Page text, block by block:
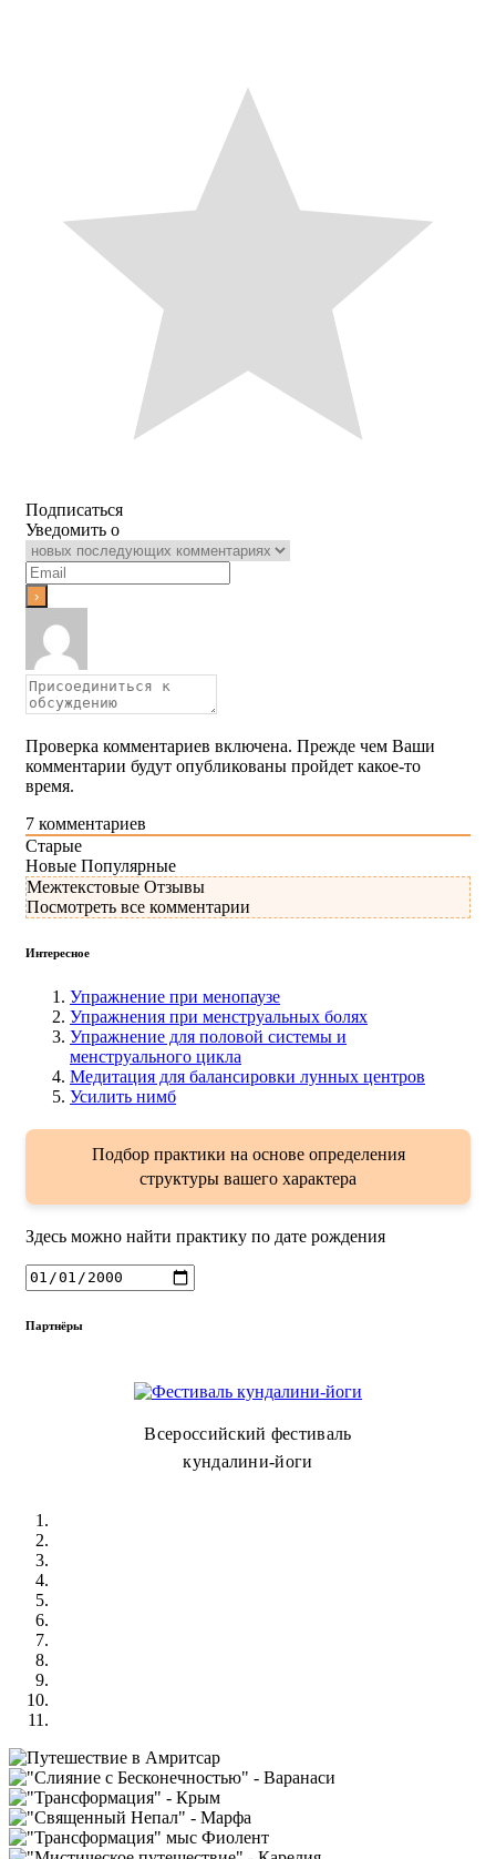
Подписаться
Уведомить о
Проверка комментариев включена. Прежде чем Ваши
комментарии будут опубликованы пройдет какое-то
время.
7 комментариев
Старые
Новые Популярные
Межтекстовые Отзывы
Посмотреть все комментарии
Интересное
Упражнение при менопаузе
Упражнения при менструальных болях
Упражнение для половой системы и
менструального цикла
Медитация для балансировки лунных центров
Усилить нимб
Подбор практики на основе определения
структуры вашего характера
Здесь можно найти практику по дате рождения
Партнёры
Всероссийский фестиваль
кундалини-йоги